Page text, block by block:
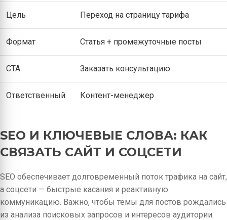
Цель Переход на страницу тарифа
Формат Статья + промежуточные посты
CTA Заказать консультацию
Ответственный Контент-менеджер
SEO И КЛЮЧЕВЫЕ СЛОВА: КАК
СВЯЗАТЬ САЙТ И СОЦСЕТИ
SEO обеспечивает долговременный поток трафика на сайт,
а соцсети — быстрые касания и реактивную
коммуникацию. Важно, чтобы темы для постов рождались
из анализа поисковых запросов и интересов аудитории.